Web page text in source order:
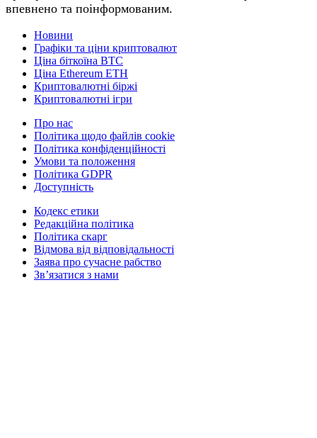
впевнено та поінформованим.
Новини
Графіки та ціни криптовалют
Ціна біткоїна BTC
Ціна Ethereum ETH
Криптовалютні біржі
Криптовалютні ігри
Про нас
Політика щодо файлів cookie
Політика конфіденційності
Умови та положення
Політика GDPR
Доступність
Кодекс етики
Редакційна політика
Політика скарг
Відмова від відповідальності
Заява про сучасне рабство
Зв’язатися з нами